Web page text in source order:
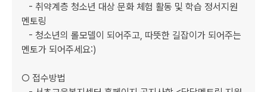
멘토링
멘토가 되어주세요:)
○ 접수방법